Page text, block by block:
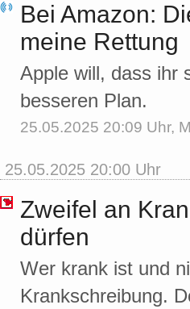
Bei Amazon:
meine Rettung
Apple will, dass ihr
besseren Plan.
25.05.2025 20:09 Uhr,
25.05.2025 20:00 Uhr
Zweifel an
dürfen
Wer krank ist und
Krankschreibung.